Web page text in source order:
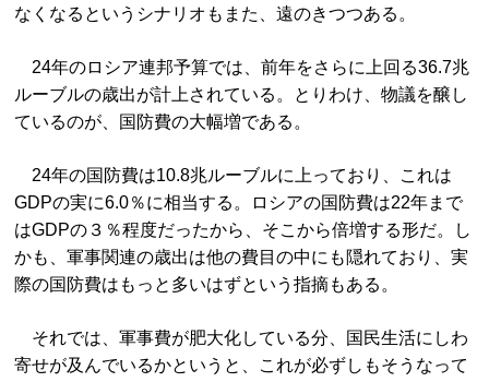
なくなるというシナリオもまた、遠のきつつある。
24年のロシア連邦予算では、前年をさらに上回る36.7兆
ルーブルの歳出が計上されている。とりわけ、物議を醸し
ているのが、国防費の大幅増である。
24年の国防費は10.8兆ルーブルに上っており、これは
GDPの実に6.0％に相当する。ロシアの国防費は22年まで
はGDPの３％程度だったから、そこから倍増する形だ。し
かも、軍事関連の歳出は他の費目の中にも隠れており、実
際の国防費はもっと多いはずという指摘もある。
それでは、軍事費が肥大化している分、国民生活にしわ
寄せが及んでいるかというと、これが必ずしもそうなって